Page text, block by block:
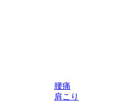
腰痛
肩こり